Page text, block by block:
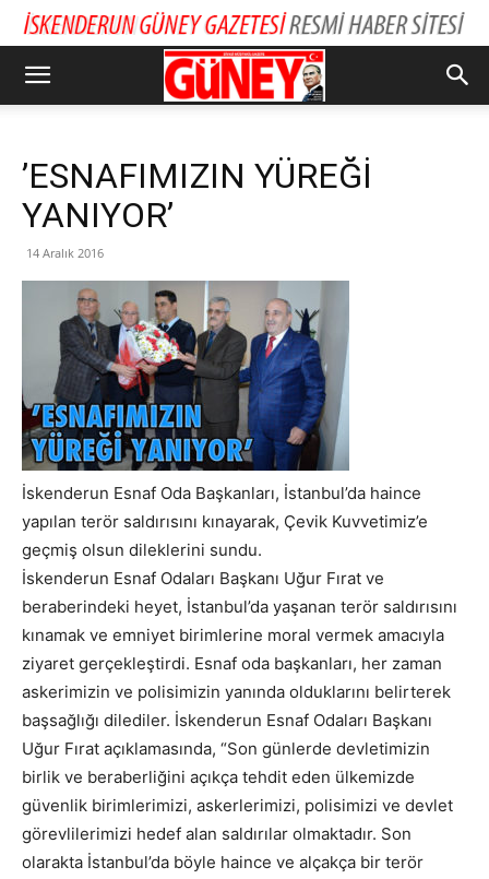
’ESNAFIMIZIN YÜREĞİ
YANIYOR’
14 Aralık 2016
İskenderun Esnaf Oda Başkanları, İstanbul’da haince
yapılan terör saldırısını kınayarak, Çevik Kuvvetimiz’e
geçmiş olsun dileklerini sundu.
İskenderun Esnaf Odaları Başkanı Uğur Fırat ve
beraberindeki heyet, İstanbul’da yaşanan terör saldırısını
kınamak ve emniyet birimlerine moral vermek amacıyla
ziyaret gerçekleştirdi. Esnaf oda başkanları, her zaman
askerimizin ve polisimizin yanında olduklarını belirterek
başsağlığı dilediler. İskenderun Esnaf Odaları Başkanı
Uğur Fırat açıklamasında, “Son günlerde devletimizin
birlik ve beraberliğini açıkça tehdit eden ülkemizde
güvenlik birimlerimizi, askerlerimizi, polisimizi ve devlet
görevlilerimizi hedef alan saldırılar olmaktadır. Son
olarakta İstanbul’da böyle haince ve alçakça bir terör